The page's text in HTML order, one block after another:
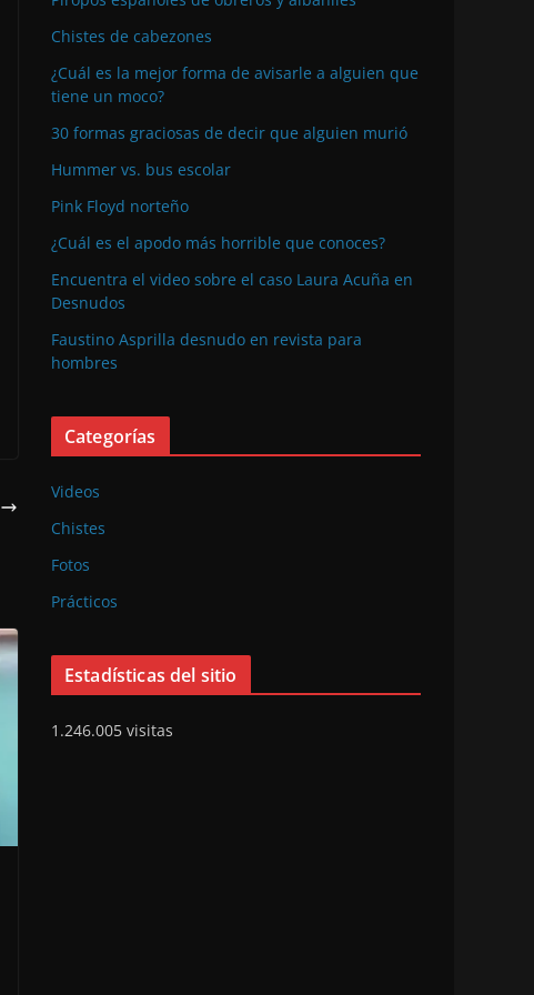
Chistes de cabezones
¿Cuál es la mejor forma de avisarle a alguien que
tiene un moco?
30 formas graciosas de decir que alguien murió
Hummer vs. bus escolar
Pink Floyd norteño
¿Cuál es el apodo más horrible que conoces?
Encuentra el video sobre el caso Laura Acuña en
Desnudos
Faustino Asprilla desnudo en revista para
hombres
Categorías
Videos
Chistes
Fotos
Prácticos
Estadísticas del sitio
1.246.005 visitas